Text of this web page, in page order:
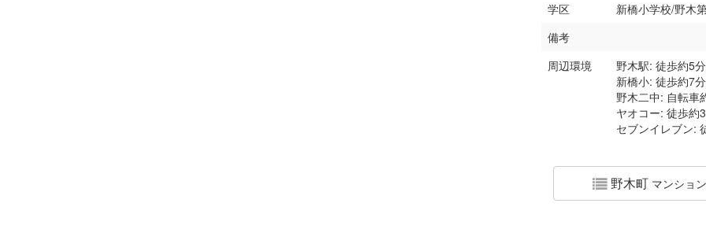
学区
新橋小学校/野木
備考
周辺環境
野木駅: 徒歩約5分
新橋小: 徒歩約7分
野木二中: 自転車
ヤオコー: 徒歩約
セブンイレブン:
野木町 マンショ